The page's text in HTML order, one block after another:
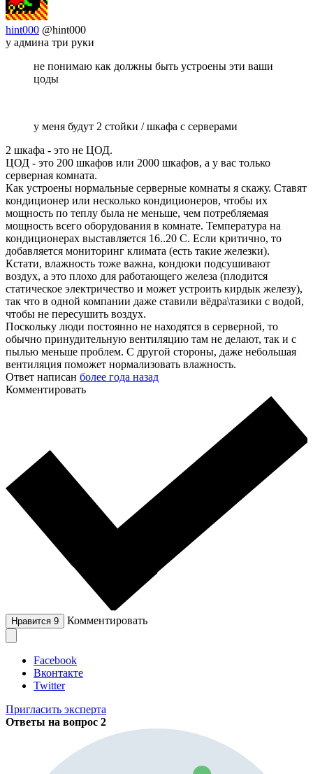
hint000 @hint000
у админа три руки
не понимаю как должны быть устроены эти ваши
цоды
у меня будут 2 стойки / шкафа с серверами
2 шкафа - это не ЦОД.
ЦОД - это 200 шкафов или 2000 шкафов, а у вас только
серверная комната.
Как устроены нормальные серверные комнаты я скажу. Ставят
кондиционер или несколько кондиционеров, чтобы их
мощность по теплу была не меньше, чем потребляемая
мощность всего оборудования в комнате. Температура на
кондиционерах выставляется 16..20 C. Если критично, то
добавляется мониторинг климата (есть такие железки).
Кстати, влажность тоже важна, кондюки подсушивают
воздух, а это плохо для работающего железа (плодится
статическое электричество и может устроить кирдык железу),
так что в одной компании даже ставили вёдра\тазики с водой,
чтобы не пересушить воздух.
Поскольку люди постоянно не находятся в серверной, то
обычно принудительную вентиляцию там не делают, так и с
пылью меньше проблем. С другой стороны, даже небольшая
вентиляция поможет нормализовать влажность.
Ответ написан более года назад
Комментировать
Нравится 9 Комментировать
Facebook
Вконтакте
Twitter
Пригласить эксперта
Ответы на вопрос 2